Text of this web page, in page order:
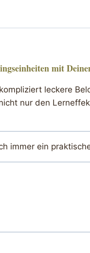
mit
leckere
nur den
immer ein